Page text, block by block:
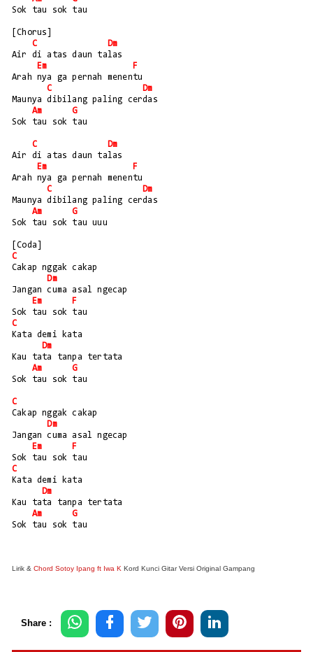
Sok tau sok tau
[Chorus]
C
Dm
Air di atas daun talas
Em
F
Arah nya ga pernah menentu
C
Dm
Maunya dibilang paling cerdas
Am
G
Sok tau sok tau
C
Dm
Air di atas daun talas
Em
F
Arah nya ga pernah menentu
C
Dm
Maunya dibilang paling cerdas
Am
G
Sok tau sok tau uuu
[Coda]
C
Cakap nggak cakap
Dm
Jangan cuma asal ngecap
Em
F
Sok tau sok tau
C
Kata demi kata
Dm
Kau tata tanpa tertata
Am
G
Sok tau sok tau
C
Cakap nggak cakap
Dm
Jangan cuma asal ngecap
Em
F
Sok tau sok tau
C
Kata demi kata
Dm
Kau tata tanpa tertata
Am
G
Sok tau sok tau
Lirik & Chord Sotoy Ipang ft Iwa K Kord Kunci Gitar Versi Original Gampang
Share :